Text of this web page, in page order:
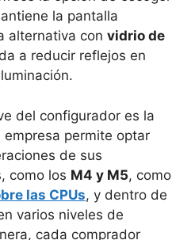
la pantalla
alternativa con vidrio de
a reducir reflejos en
del configurador es la
permite optar
de sus
como los M4 y M5, como
las CPUs, y dentro de
varios niveles de
cada comprador